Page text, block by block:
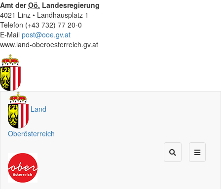
Amt derOö. Landesregierung
4021 Linz • Landhausplatz 1
Telefon (+43 732) 77 20-0
E-Mail post@ooe.gv.at
www.land-oberoesterreich.gv.at
Land
Oberösterreich